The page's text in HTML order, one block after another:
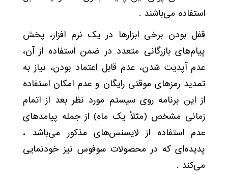
استفاده می‌باشند .
قفل بودن برخی ابزارها در یک نرم افزار، پخش
پیام‌های بازرگانی متعدد در ضمن استفاده از آن،
عدم آپدیت شدن، عدم قابل اعتماد بودن، نیاز به
تمدید رمزهای موقتی رایگان و عدم امکان استفاده
از این برنامه روی سیستم مورد نظر بعد از اتمام
زمانی مشخص (مثلاً یک ماه) از جمله پیامدهای
عدم استفاده از لایسنس‌های مذکور می‌باشد ،
پدیده‌ای که در محصولات سوفوس نیز خودنمایی
می‌کند .